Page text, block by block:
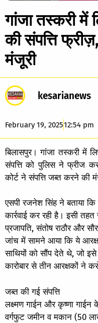
गांजा तस्करी में
की संपत्ति
मंजूरी
kesarianews
February 19, 202512:54 pm
बिलासपुर। गांजा तस्करी में
संपत्ति को पुलिस ने फ्रीज
कोर्ट ने संपत्ति जब्त करने की
एसपी रजनेश सिंह ने बताया
कार्रवाई कर रही है। इसी
प्रजापति, संतोष राठौर और
जांच में सामने आया कि ये
साथियों को सौंप देते थे, जो
कारोबार से तीन आरक्षकों ने
जब्त की गई संपत्ति
लक्ष्मण गाईन और कृष्णा गाईन
वर्गफुट जमीन व मकान (50